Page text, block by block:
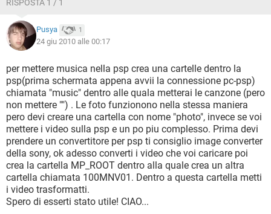
RISPOSTA 1 / 1
Pusya 1
24 giu 2010 alle 00:17
per mettere musica nella psp crea una cartelle dentro la
psp(prima schermata appena avvii la connessione pc-psp)
chiamata "music" dentro alle quala metterai le canzone (pero
non mettere "") . Le foto funzionono nella stessa maniera
pero devi creare una cartella con nome "photo", invece se voi
mettere i video sulla psp e un po piu complesso. Prima devi
prendere un convertitore per psp ti consiglio image converter
della sony, ok adesso converti i video che voi caricare poi
crea la cartella MP_ROOT dentro alla quale crea un altra
cartella chiamata 100MNV01. Dentro a questa cartella metti
i video trasformatti.
Spero di esserti stato utile! CIAO...